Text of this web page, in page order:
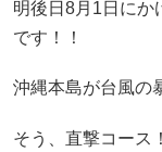
明後日8月1日にか
です！！
沖縄本島が台風の
そう、直撃コース